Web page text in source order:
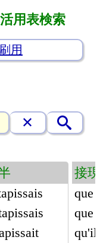
用表検索
用
接現
que
que
qu'il